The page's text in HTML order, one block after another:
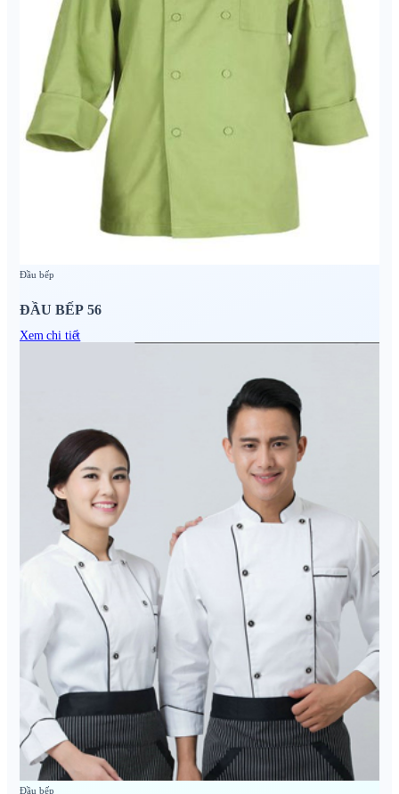
Đầu bếp
ĐẦU BẾP 56
Xem chi tiết
Đầu bếp